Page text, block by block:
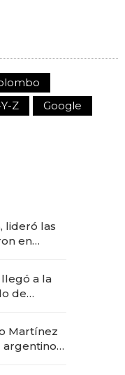
Z
Google
lideró las
en
a la
de
Martínez
argentinos